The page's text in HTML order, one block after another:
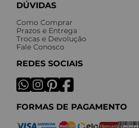
DÚVIDAS
Como Comprar
Prazos e Entrega
Trocas e Devolução
Fale Conosco
REDES SOCIAIS
FORMAS DE PAGAMENTO